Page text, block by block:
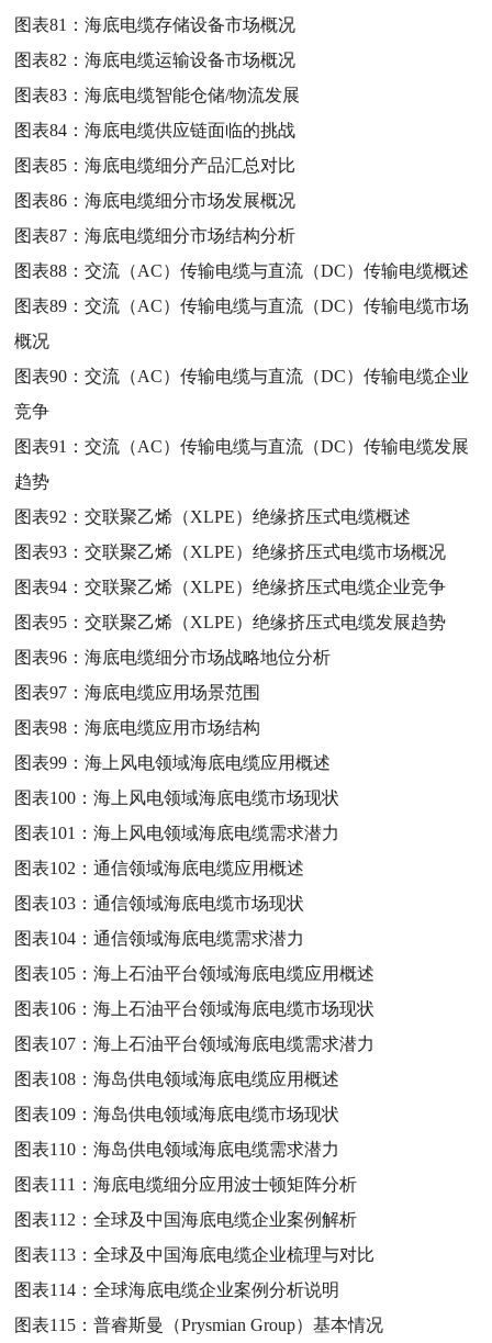
图表81：海底电缆存储设备市场概况
图表82：海底电缆运输设备市场概况
图表83：海底电缆智能仓储/物流发展
图表84：海底电缆供应链面临的挑战
图表85：海底电缆细分产品汇总对比
图表86：海底电缆细分市场发展概况
图表87：海底电缆细分市场结构分析
图表88：交流（AC）传输电缆与直流（DC）传输电缆概述
图表89：交流（AC）传输电缆与直流（DC）传输电缆市场
概况
图表90：交流（AC）传输电缆与直流（DC）传输电缆企业
竞争
图表91：交流（AC）传输电缆与直流（DC）传输电缆发展
趋势
图表92：交联聚乙烯（XLPE）绝缘挤压式电缆概述
图表93：交联聚乙烯（XLPE）绝缘挤压式电缆市场概况
图表94：交联聚乙烯（XLPE）绝缘挤压式电缆企业竞争
图表95：交联聚乙烯（XLPE）绝缘挤压式电缆发展趋势
图表96：海底电缆细分市场战略地位分析
图表97：海底电缆应用场景范围
图表98：海底电缆应用市场结构
图表99：海上风电领域海底电缆应用概述
图表100：海上风电领域海底电缆市场现状
图表101：海上风电领域海底电缆需求潜力
图表102：通信领域海底电缆应用概述
图表103：通信领域海底电缆市场现状
图表104：通信领域海底电缆需求潜力
图表105：海上石油平台领域海底电缆应用概述
图表106：海上石油平台领域海底电缆市场现状
图表107：海上石油平台领域海底电缆需求潜力
图表108：海岛供电领域海底电缆应用概述
图表109：海岛供电领域海底电缆市场现状
图表110：海岛供电领域海底电缆需求潜力
图表111：海底电缆细分应用波士顿矩阵分析
图表112：全球及中国海底电缆企业案例解析
图表113：全球及中国海底电缆企业梳理与对比
图表114：全球海底电缆企业案例分析说明
图表115：普睿斯曼（Prysmian Group）基本情况